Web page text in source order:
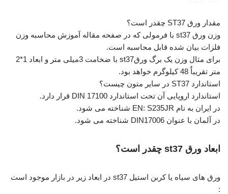
مقدار ورق ST37 چقدر است؟
وزن ورق st37 با فرمولی که در صفحه مقاله آموزش محاسبه وزن
فلزات بیان شده قابل محاسبه است.
برای مثال وزن یک برگ ورقst37 با ضخامت 3میلی متر و ابعاد 1*2
متر تقریباٌ 48 کیلوگرم خواهد بود.
استاندارد ST37 در سایر متون چیست؟
استاندارد اروپایی آن تحت استاندارد DIN 17100 قرار دارد.
در ایران به نام EN: S235JR شناخته می شود.
در آلمان با عنوان DIN17006 شناخته می شود.
ابعاد ورق st37 چقدر است؟
ورق های سیاه یا کربن استیل st37 در ابعاد زیر در بازار موجود است
: